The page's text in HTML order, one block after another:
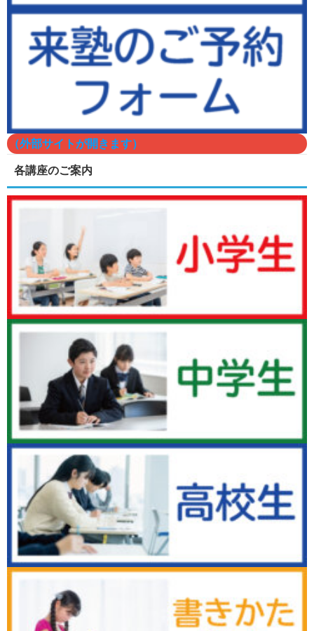
（外部サイトが開きます）
各講座のご案内